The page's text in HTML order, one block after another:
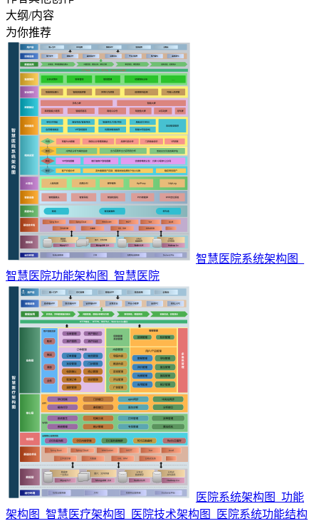
大纲/内容
为你推荐
智慧医院系统架构图_
智慧医院功能架构图_智慧医院
医院系统架构图_功能
架构图_智慧医疗架构图_医院技术架构图_医院系统功能结构